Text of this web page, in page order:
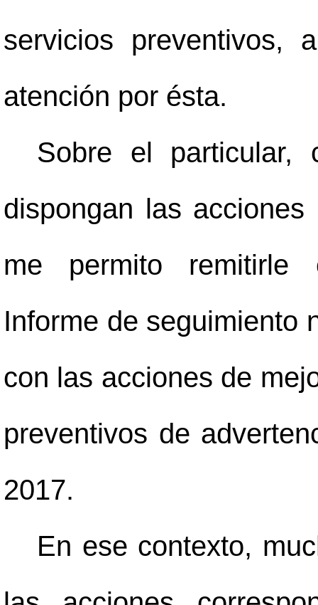
servicios preventivos,
atención por ésta.
Sobre el
dispongan las acciones
me permito remitirle
Informe de seguimiento
con las acciones de
preventivos de
2017.
En ese contexto,